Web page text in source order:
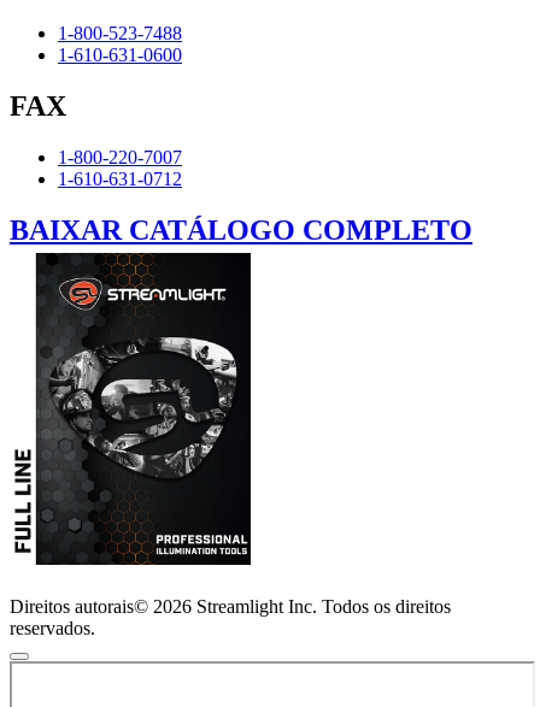
1-800-523-7488
1-610-631-0600
FAX
1-800-220-7007
1-610-631-0712
BAIXAR CATÁLOGO COMPLETO
Direitos autorais© 2026 Streamlight Inc. Todos os direitos
reservados.